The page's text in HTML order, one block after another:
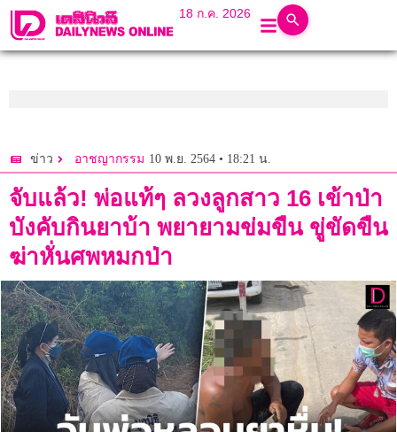
18 ก.ค. 2026
ข่าว อาชญากรรม 10 พ.ย. 2564 • 18:21 น.
จับแล้ว! พ่อแท้ๆ ลวงลูกสาว 16 เข้าป่า
บังคับกินยาบ้า พยายามข่มขืน ขู่ขัดขืน
ฆ่าหั่นศพหมกป่า